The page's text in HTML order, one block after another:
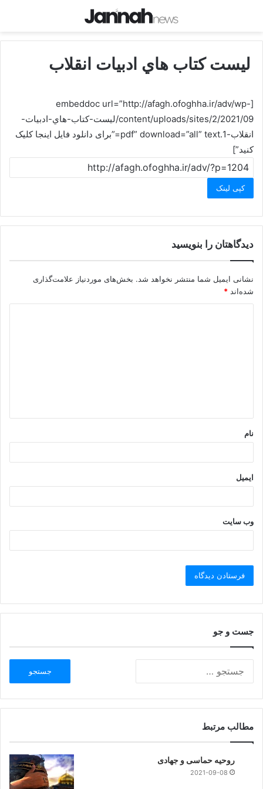
ليست كتاب هاي ادبيات انقلاب
[embeddoc url=”http://afagh.ofoghha.ir/adv/wp-
content/uploads/sites/2/2021/09/ليست-كتاب-هاي-ادبيات-
انقلاب-1.pdf” download=”all” text=”برای دانلود فایل اینجا کلیک
کنید”]
کپی لینک
دیدگاهتان را بنویسید
نشانی ایمیل شما منتشر نخواهد شد. بخش‌های موردنیاز علامت‌گذاری
شده‌اند *
*
نام
ایمیل
وب‌ سایت
جست و جو
مطالب مرتبط
روحيه حماسی و جهادی
2021-09-08